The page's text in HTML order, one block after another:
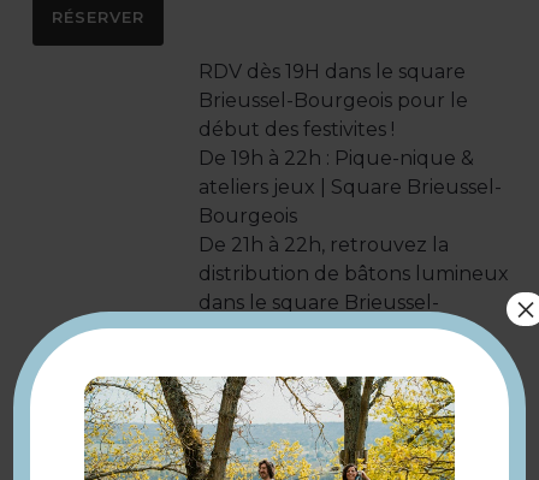
RÉSERVER
Description
RDV dès 19H dans le square
Brieussel-Bourgeois pour le
début des festivites !
De 19h à 22h : Pique-nique &
ateliers jeux | Square Brieussel-
Bourgeois
De 21h à 22h, retrouvez la
distribution de bâtons lumineux
dans le square Brieussel-
Bourgeois.
batucada
De 22h15 à 22h50, départ de la
déambulation musicale du
×